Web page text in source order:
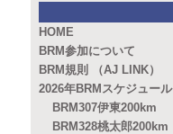
HOME
BRM参加について
BRM規則 （AJ LINK）
2026年BRMスケジュール
BRM307伊東200km
BRM328桃太郎200km